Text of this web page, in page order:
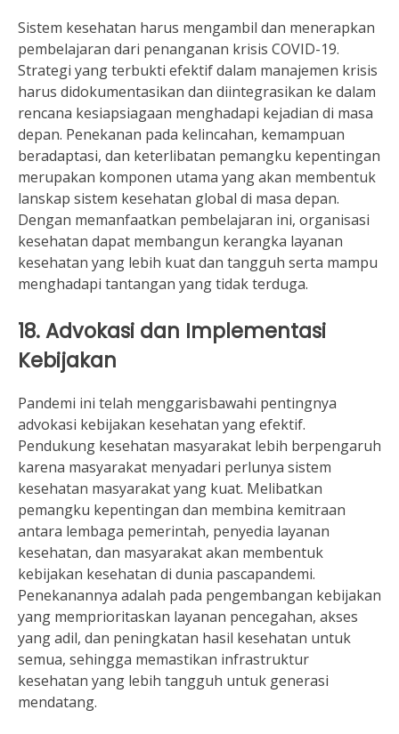
Sistem kesehatan harus mengambil dan menerapkan
pembelajaran dari penanganan krisis COVID-19.
Strategi yang terbukti efektif dalam manajemen krisis
harus didokumentasikan dan diintegrasikan ke dalam
rencana kesiapsiagaan menghadapi kejadian di masa
depan. Penekanan pada kelincahan, kemampuan
beradaptasi, dan keterlibatan pemangku kepentingan
merupakan komponen utama yang akan membentuk
lanskap sistem kesehatan global di masa depan.
Dengan memanfaatkan pembelajaran ini, organisasi
kesehatan dapat membangun kerangka layanan
kesehatan yang lebih kuat dan tangguh serta mampu
menghadapi tantangan yang tidak terduga.
18. Advokasi dan Implementasi
Kebijakan
Pandemi ini telah menggarisbawahi pentingnya
advokasi kebijakan kesehatan yang efektif.
Pendukung kesehatan masyarakat lebih berpengaruh
karena masyarakat menyadari perlunya sistem
kesehatan masyarakat yang kuat. Melibatkan
pemangku kepentingan dan membina kemitraan
antara lembaga pemerintah, penyedia layanan
kesehatan, dan masyarakat akan membentuk
kebijakan kesehatan di dunia pascapandemi.
Penekanannya adalah pada pengembangan kebijakan
yang memprioritaskan layanan pencegahan, akses
yang adil, dan peningkatan hasil kesehatan untuk
semua, sehingga memastikan infrastruktur
kesehatan yang lebih tangguh untuk generasi
mendatang.